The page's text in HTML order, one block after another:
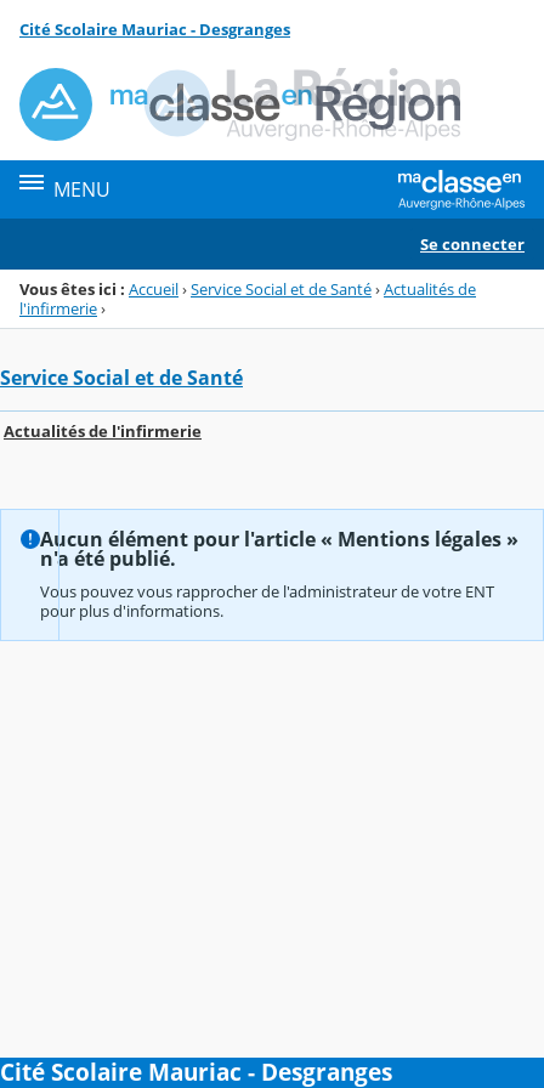
Menu de la rubrique
Contenu
Cité Scolaire Mauriac - Desgranges
MENU
Se connecter
Vous êtes ici : Accueil›Service Social et de Santé›Actualités de
l'infirmerie›
Service Social et de Santé
Actualités de l'infirmerie
Aucun élément pour l'article « Mentions légales »
n'a été publié.
Vous pouvez vous rapprocher de l'administrateur de votre ENT
pour plus d'informations.
Cité Scolaire Mauriac - Desgranges